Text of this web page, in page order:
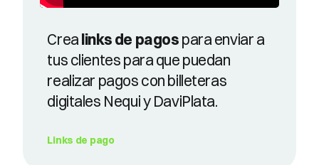
Crealinks de pagospara enviar a
tus clientes para que puedan
realizar pagos con billeteras
digitales Nequi y DaviPlata.
Links de pago